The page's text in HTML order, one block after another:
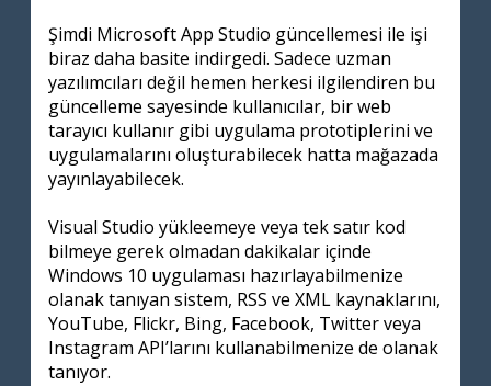
Şimdi Microsoft App Studio güncellemesi ile işi
biraz daha basite indirgedi. Sadece uzman
yazılımcıları değil hemen herkesi ilgilendiren bu
güncelleme sayesinde kullanıcılar, bir web
tarayıcı kullanır gibi uygulama prototiplerini ve
uygulamalarını oluşturabilecek hatta mağazada
yayınlayabilecek.
Visual Studio yükleemeye veya tek satır kod
bilmeye gerek olmadan dakikalar içinde
Windows 10 uygulaması hazırlayabilmenize
olanak tanıyan sistem, RSS ve XML kaynaklarını,
YouTube, Flickr, Bing, Facebook, Twitter veya
Instagram API’larını kullanabilmenize de olanak
tanıyor.